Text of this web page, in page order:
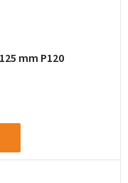
mm P120